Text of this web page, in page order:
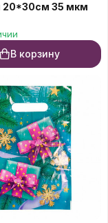
20*30см 35 мкм
В корзину